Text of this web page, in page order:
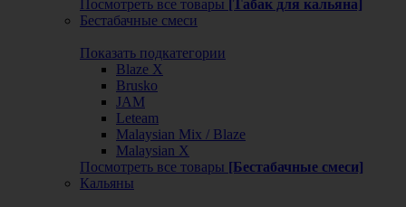
Посмотреть все товары [Табак для кальяна]
Бестабачные смеси
Показать подкатегории
Blaze X
Brusko
JAM
Leteam
Malaysian Mix / Blaze
Malaysian X
Посмотреть все товары [Бестабачные смеси]
Кальяны